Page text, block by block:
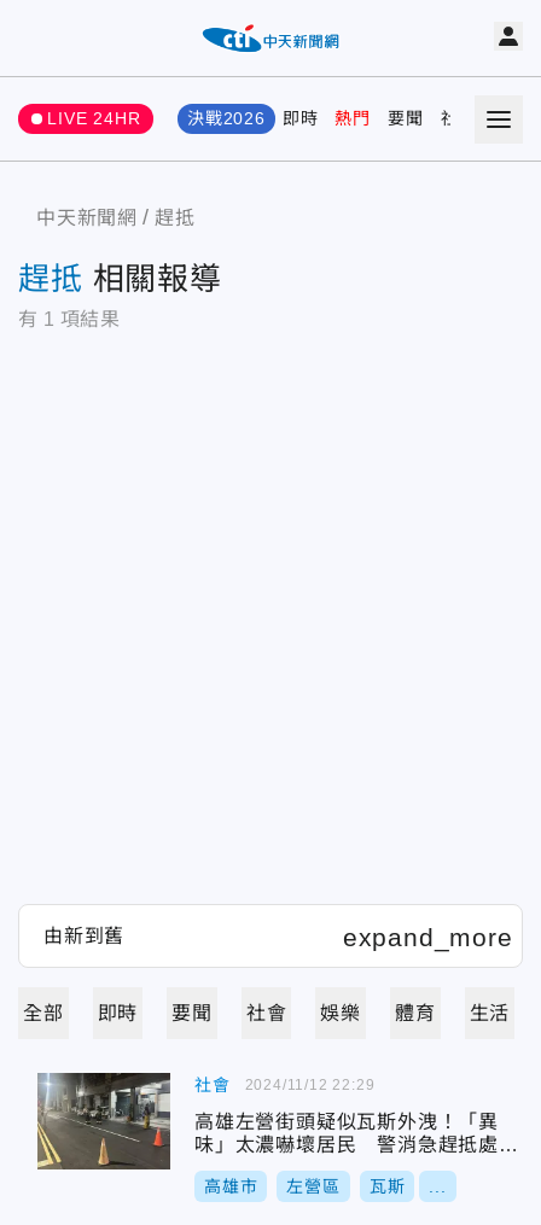
LIVE 24HR 決戰2026 即時 熱門 要聞 社會 娛樂
中天新聞網 趕抵
趕抵 相關報導
有 1 項結果
全部 即時 要聞 社會 娛樂 體育 生活
社會
高雄左營街頭疑似瓦斯外洩！「異
味」太濃嚇壞居民 警消急趕抵處置
中
高雄市 左營區 瓦斯
2024/11/12 22:29